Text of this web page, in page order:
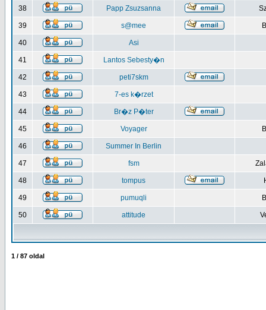
38 Papp Zsuzsanna
39 s@mee
40 Asi
41 Lantos Sebesty�n
42 peti7skm
43 7-es k�rzet
44 Br�z P�ter
45 Voyager
46 Summer In Berlin
47 fsm
48 tompus
49 pumuqli
50 attitude
1 / 87 oldal